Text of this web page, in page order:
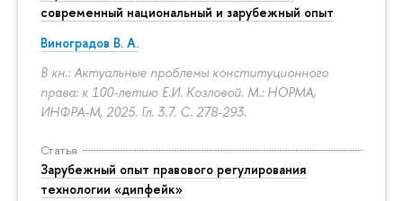
современный национальный и зарубежный опыт
Виноградов В. А.
В кн.: Актуальные проблемы конституционного
права: к 100-летию Е.И. Козловой. М.: НОРМА,
ИНФРА-М, 2025. Гл. 3.7. С. 278-293.
Статья
Зарубежный опыт правового регулирования
технологии «дипфейк»